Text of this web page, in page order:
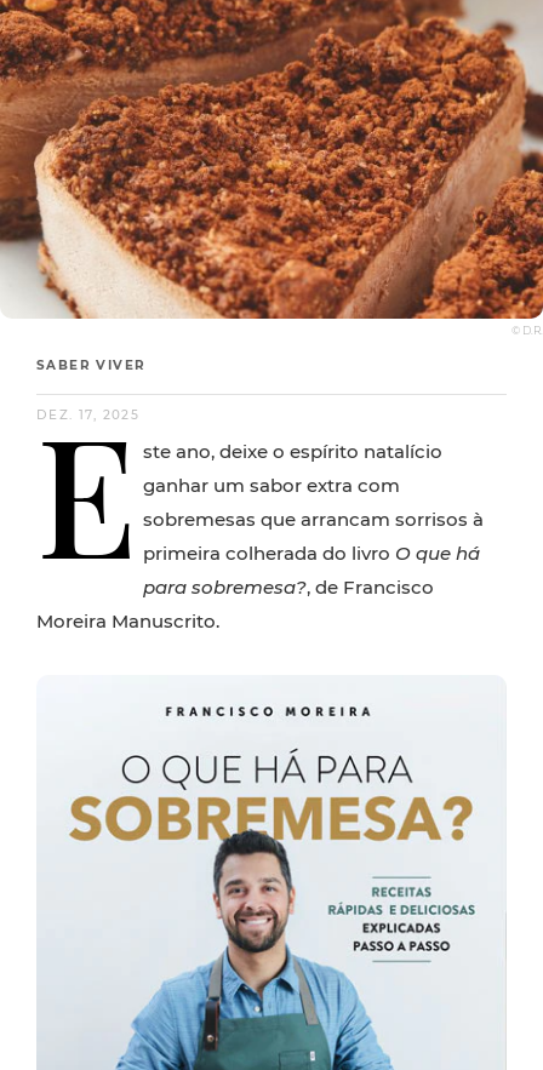
© D.R.
SABER VIVER
DEZ. 17, 2025
E ste ano, deixe o espírito natalício
ganhar um sabor extra com
sobremesas que arrancam sorrisos à
primeira colherada do livro O que há
para sobremesa?, de Francisco
Moreira Manuscrito.